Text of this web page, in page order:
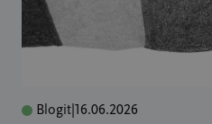
Blogit 16.06.2026